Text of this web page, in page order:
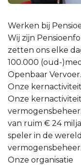
Werken bij
Wij zijn
zetten ons elke
100.000 (oud-
Openbaar
Onze
Onze
van ruim € 24
speler in de
vermogensbeheer.
Onze organisatie